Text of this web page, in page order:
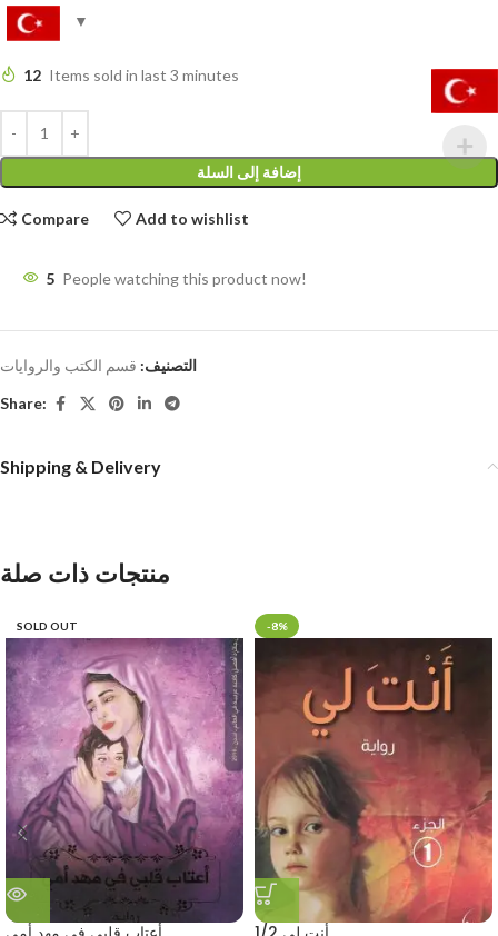
12 Items sold in last 3 minutes
إضافة إلى السلة
Compare Add to wishlist
5 People watching this product now!
التصنيف: قسم الكتب والروايات
Share:
Shipping & Delivery
منتجات ذات صلة
SOLD OUT -8%